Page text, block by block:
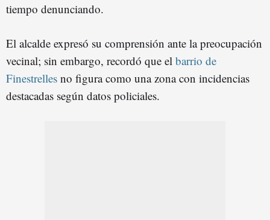
tiempo denunciando.
El alcalde expresó su comprensión ante la preocupación
vecinal; sin embargo, recordó que el barrio de
Finestrelles no figura como una zona con incidencias
destacadas según datos policiales.